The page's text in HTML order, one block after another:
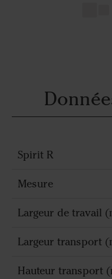
Spirit R
Mesure
Largeur de travail
Largeur transport
Hauteur transport